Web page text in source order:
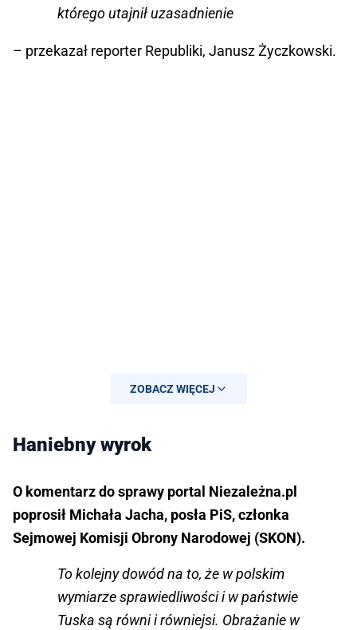
którego utajnił uzasadnienie
– przekazał reporter Republiki, Janusz Życzkowski.
ZOBACZ WIĘCEJ
Haniebny wyrok
O komentarz do sprawy portal Niezależna.pl
poprosił Michała Jacha, posła PiS, członka
Sejmowej Komisji Obrony Narodowej (SKON).
To kolejny dowód na to, że w polskim
wymiarze sprawiedliwości i w państwie
Tuska są równi i równiejsi. Obrażanie w